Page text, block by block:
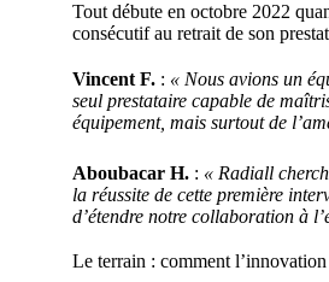
Tout débute en octobre 2022
consécutif au retrait de son
Vincent F. : « Nous avions un
seul prestataire capable de
équipement, mais surtout de
Aboubacar H. : « Radiall
la réussite de cette première
d’étendre notre collaboration à
Le terrain : comment